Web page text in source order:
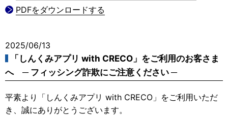
PDFをダウンロードする
2025/06/13
「しんくみアプリ with CRECO」をご利用のお客さま
へ ─ フィッシング詐欺にご注意ください ─
平素より「しんくみアプリ with CRECO」をご利用いただ
き、誠にありがとうございます。